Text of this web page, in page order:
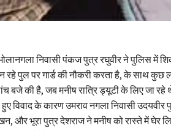
निवासी पंकज पुत्र रघुवीर ने पुलिस में
रहे पुल पर गार्ड की नौकरी करता है, के साथ कुछ
बजे की है, जब मनीष रात्रि ड्यूटी के लिए जा रहे
विवाद के कारण उमराव नगला निवासी
और भूरा पुत्र देशराज ने मनीष को रास्ते में घेर